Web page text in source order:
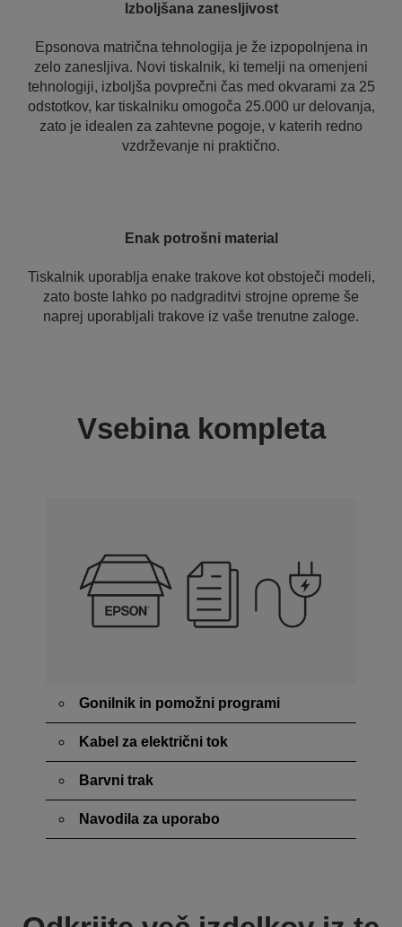
Izboljšana zanesljivost
Epsonova matrična tehnologija je že izpopolnjena in
zelo zanesljiva. Novi tiskalnik, ki temelji na omenjeni
tehnologiji, izboljša povprečni čas med okvarami za 25
odstotkov, kar tiskalniku omogoča 25.000 ur delovanja,
zato je idealen za zahtevne pogoje, v katerih redno
vzdrževanje ni praktično.
Enak potrošni material
Tiskalnik uporablja enake trakove kot obstoječi modeli,
zato boste lahko po nadgraditvi strojne opreme še
naprej uporabljali trakove iz vaše trenutne zaloge.
Vsebina kompleta
Gonilnik in pomožni programi
Kabel za električni tok
Barvni trak
Navodila za uporabo